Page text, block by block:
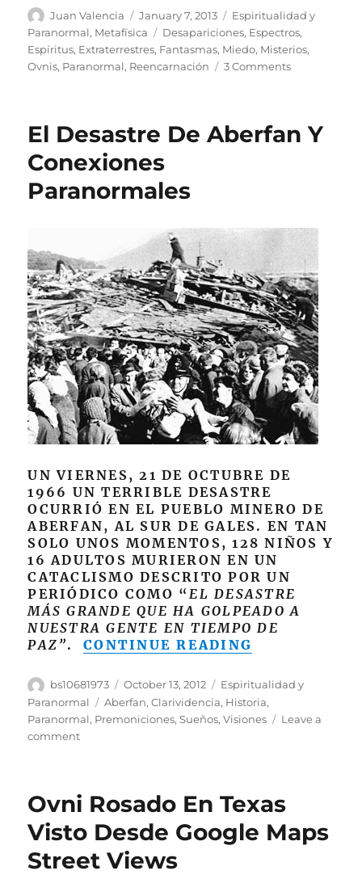
Author
Juan Valencia
Posted
on
January 7, 2013 Categories
Espiritualidad y
Paranormal, Metafísica Tags
Desapariciones, Espectros,
Espíritus, Extraterrestres, Fantasmas, Miedo, Misterios,
Ovnis, Paranormal, Reencarnación 3 Commentson
Te
El Desastre De Aberfan Y
Conexiones
Paranormales
UN VIERNES, 21 DE OCTUBRE DE
1966 UN TERRIBLE DESASTRE
OCURRIÓ EN EL PUEBLO MINERO DE
ABERFAN, AL SUR DE GALES. EN TAN
SOLO UNOS MOMENTOS, 128 NIÑOS Y
16 ADULTOS MURIERON EN UN
CATACLISMO DESCRITO POR UN
PERIÓDICO COMO “EL DESASTRE
MÁS GRANDE QUE HA GOLPEADO A
NUESTRA GENTE EN TIEMPO DE
PAZ”. CONTINUE READING
Author
bs10681973
Posted
on
October 13, 2012 Categories
Espiritualidad y
Paranormal
Tags
Aberfan,Clarividencia, Historia,
Paranormal, Premoniciones,Sueños,Visiones
Leave a
commenton
Aberfan
Conexiones
Paranormales
Ovni Rosado En Texas
Visto Desde Google Maps
Street Views